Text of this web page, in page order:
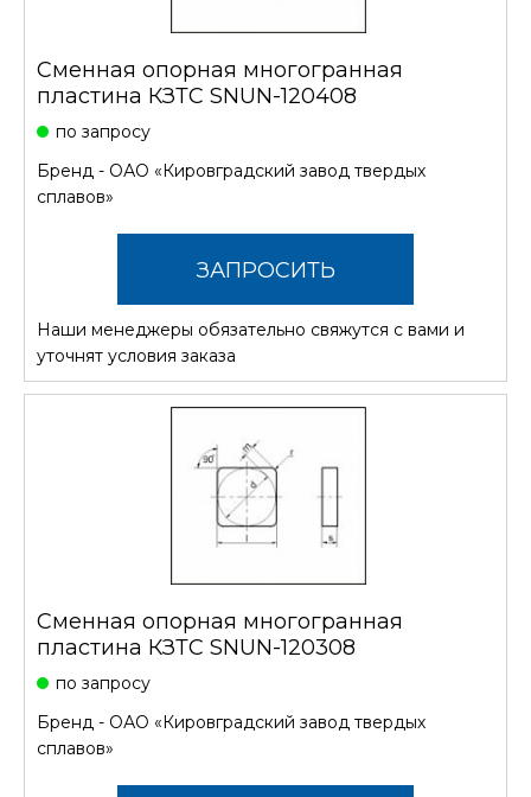
Сменная опорная многогранная
пластина КЗТС SNUN-120408
по запросу
Бренд - ОАО «Кировградский завод твердых
сплавов»
ЗАПРОСИТЬ
СТОИМОСТЬ
Наши менеджеры обязательно свяжутся с вами и
уточнят условия заказа
Сменная опорная многогранная
пластина КЗТС SNUN-120308
по запросу
Бренд - ОАО «Кировградский завод твердых
сплавов»